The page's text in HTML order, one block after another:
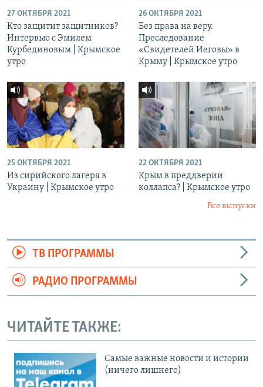
27 ОКТЯБРЯ 2021
Кто защитит защитников?
Интервью с Эмилем
Курбединовым | Крымское
утро
26 ОКТЯБРЯ 2021
Без права на веру.
Преследование
«Свидетелей Иеговы» в
Крыму | Крымское утро
25 ОКТЯБРЯ 2021
Из сирийского лагеря в
Украину | Крымское утро
22 ОКТЯБРЯ 2021
Крым в преддверии
коллапса? | Крымское утро
Все выпуски
ТВ ПРОГРАММЫ
РАДИО ПРОГРАММЫ
ЧИТАЙТЕ ТАКЖЕ:
Cамые важные новости и истории
(ничего лишнего)